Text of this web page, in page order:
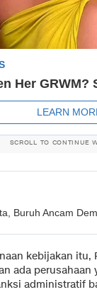
SCROLL TO CONTINUE
Buruh Ancam
kebijakan itu,
ada
administratif